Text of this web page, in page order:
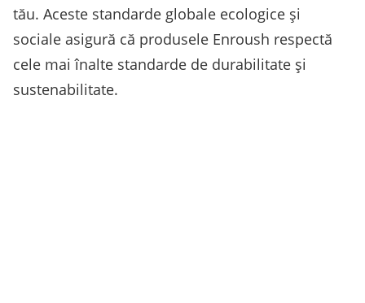
tău. Aceste standarde globale ecologice și
sociale asigură că produsele Enroush respectă
cele mai înalte standarde de durabilitate și
sustenabilitate.